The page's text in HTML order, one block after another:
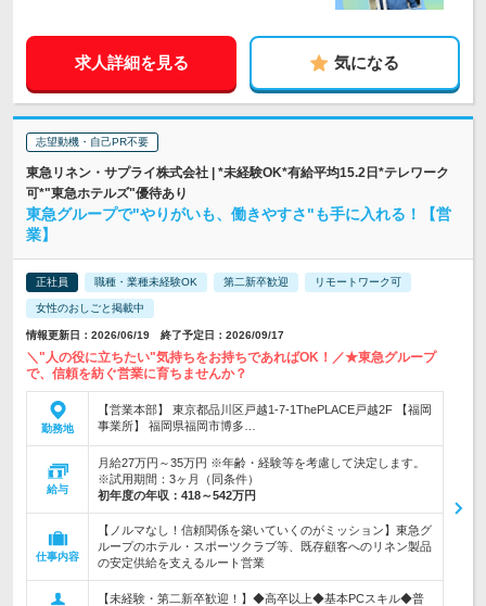
求人詳細を見る 気になる
志望動機・自己PR不要
東急リネン・サプライ株式会社 | *未経験OK*有給平均15.2日*テレワーク
可*"東急ホテルズ"優待あり
東急グループで"やりがいも、働きやすさ"も手に入れる！【営
業】
正社員 職種・業種未経験OK 第二新卒歓迎 リモートワーク可
女性のおしごと掲載中
情報更新日：2026/06/19 終了予定日：2026/09/17
＼"人の役に立ちたい"気持ちをお持ちであればOK！／★東急グループ
で、信頼を紡ぐ営業に育ちませんか？
勤務地
【営業本部】 東京都品川区戸越1-7-1ThePLACE戸越2F 【福岡
事業所】 福岡県福岡市博多…
給与
月給27万円～35万円 ※年齢・経験等を考慮して決定します。
※試用期間：3ヶ月（同条件）
初年度の年収： 418～542万円
仕事内容
【ノルマなし！信頼関係を築いていくのがミッション】東急グ
ループのホテル・スポーツクラブ等、既存顧客へのリネン製品
の安定供給を支えるルート営業
【未経験・第二新卒歓迎！】◆高卒以上◆基本PCスキル◆普